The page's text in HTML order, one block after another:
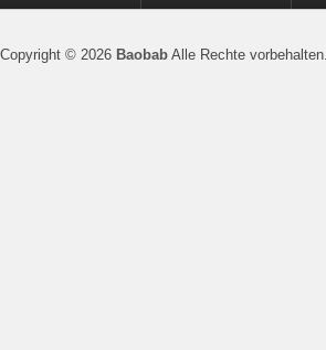
Copyright © 2026 Baobab Alle Rechte vorbehalten.